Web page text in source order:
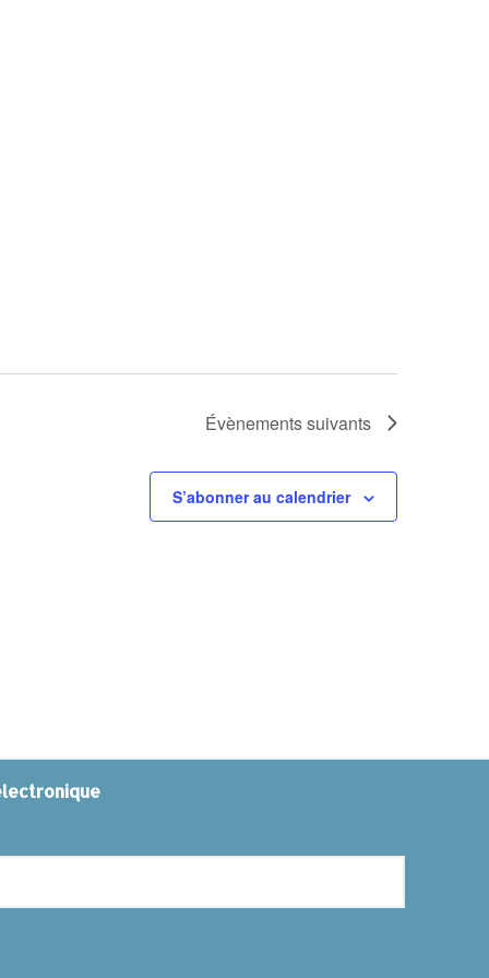
Évènementssuivants
S’abonner au calendrier